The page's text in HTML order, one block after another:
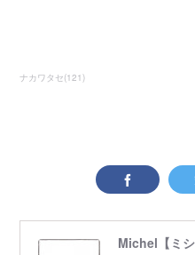
ナカワタセ(121)
Michel【ミシ